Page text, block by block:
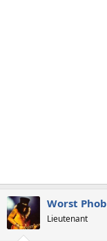
Worst
Lieutenant